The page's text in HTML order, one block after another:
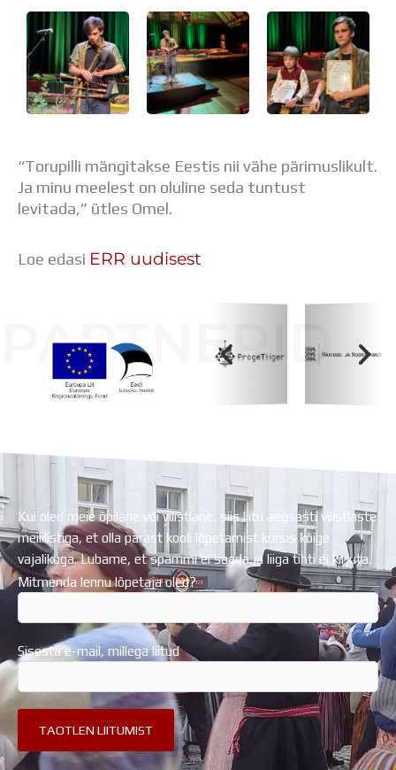
Kodukord
Projektid
ÜLDINFO
Sisseastumine
Meie kool
Dokumendid
Lapsevanemale
Vilistlastele
Toitlustamine
Kontaktid
“Torupilli mängitakse Eestis nii vähe pärimuslikult.
Ja minu meelest on oluline seda tuntust
levitada,” ütles Omel.
Loe edasi ERR uudisest
PARTNERID
Kui oled meie õpilane või vilistlane, siis liitu aegsasti vilistlaste
meililistiga, et olla pärast kooli lõpetamist kursis kõige
vajalikuga. Lubame, et spämmi ei saada ja liiga tihti ei kirjuta.
Mitmenda lennu lõpetaja oled?
Sisesta e-mail, millega liitud